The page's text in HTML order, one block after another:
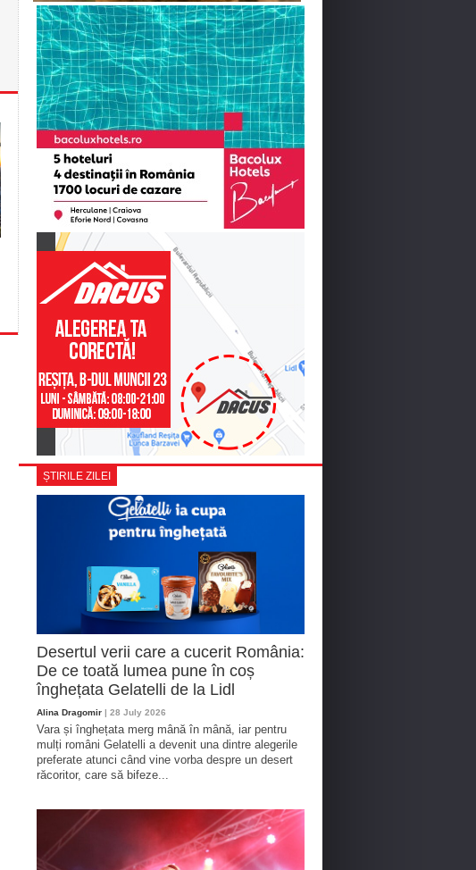
ȘTIRILE ZILEI
Desertul verii care a cucerit România:
De ce toată lumea pune în coș
înghețata Gelatelli de la Lidl
Alina Dragomir | 28 July 2026
Vara și înghețata merg mână în mână, iar pentru
mulți români Gelatelli a devenit una dintre alegerile
preferate atunci când vine vorba despre un desert
răcoritor, care să bifeze...